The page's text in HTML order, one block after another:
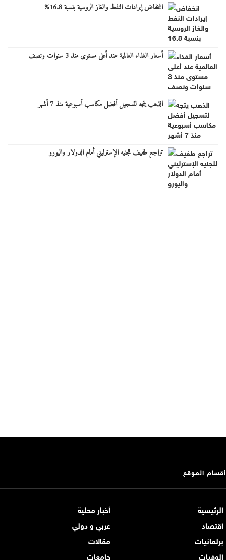
انخفاض إيرادات النفط والغاز الروسية بنسبة 16.8%
أسعار الغذاء العالمية عند أعلى مستوى منذ 3 سنوات ونصف
الذهب يتجه لتسجيل أفضل مكاسب أسبوعية منذ 7 أشهر
تراجع طفيف للجنيه الإسترليني أمام الدولار واليورو
أقسام الموقع
الرئيسية
أخبار محلية
اقتصاد
عربي و دولي
برلمانيات
مقالات
الوفيات
جامعات